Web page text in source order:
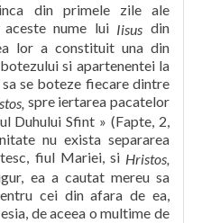
din primele zile ale
nume lui Iisus din
lor a constituit una din
si apartenentei la
se boteze fiecare dintre
spre iertarea pacatelor
Duhului Sfint » (Fapte, 2,
nu exista separarea
fiul Mariei, si Hristos,
ea a cautat mereu sa
cei din afara de ea,
de aceea o multime de